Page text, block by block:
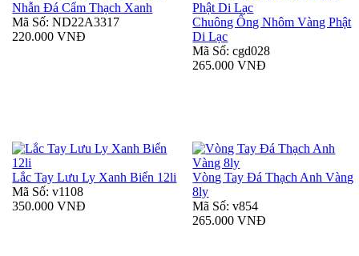
Nhẫn Đá Cẩm Thạch Xanh
Mã Số: ND22A3317
220.000 VNĐ
Chuông Ống Nhôm Vàng Phật
Di Lạc
Mã Số: cgd028
265.000 VNĐ
Lắc Tay Lưu Ly Xanh Biển 12li
Mã Số: v1108
350.000 VNĐ
Vòng Tay Đá Thạch Anh Vàng
8ly
Mã Số: v854
265.000 VNĐ